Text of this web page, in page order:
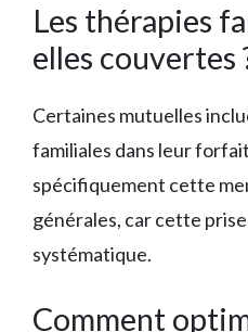
Les thérapies
elles couvertes
Certaines mutuelles
familiales dans leur
spécifiquement cette
générales, car cette prise
systématique.
Comment